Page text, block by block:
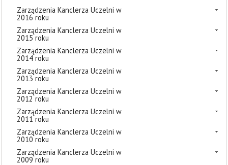
Zarządzenia Kanclerza Uczelni w
2016 roku
Zarządzenia Kanclerza Uczelni w
2015 roku
Zarządzenia Kanclerza Uczelni w
2014 roku
Zarządzenia Kanclerza Uczelni w
2013 roku
Zarządzenia Kanclerza Uczelni w
2012 roku
Zarządzenia Kanclerza Uczelni w
2011 roku
Zarządzenia Kanclerza Uczelni w
2010 roku
Zarządzenia Kanclerza Uczelni w
2009 roku